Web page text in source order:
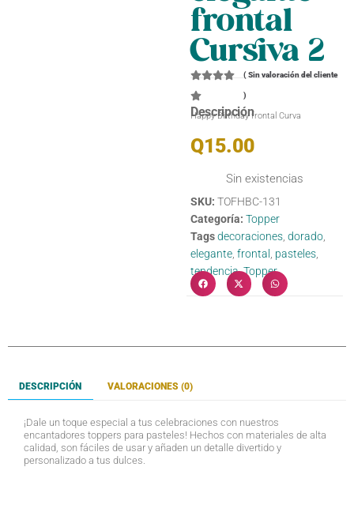
frontal
Cursiva 2
(Sin valoración del cliente
)
Descripción
Happy Birthday frontal Curva
Q15.00
Sin existencias
SKU:TOFHBC-131
Categoría: Topper
Tagsdecoraciones ,dorado
elegante ,frontal pasteles
tendencia,Topper
DESCRIPCIÓN VALORACIONES (0)
¡Dale un toque especial a tus celebraciones con nuestros
encantadores toppers para pasteles! Hechos con materiales de alta
calidad, son fáciles de usar y añaden un detalle divertido y
personalizado a tus dulces.